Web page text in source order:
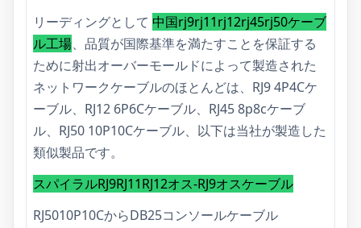
リーディングとして 中国rj9rj11rj12rj45rj50ケーブ
ル工場、品質が国際基準を満たすことを保証する
ために射出オーバーモールドによって製造された
ネットワークケーブルのほとんどは、RJ9 4P4Cケ
ーブル、RJ12 6P6Cケーブル、RJ45 8p8cケーブ
ル、RJ50 10P10Cケーブル、以下は当社が製造した
類似製品です。
スパイラルRJ9RJ11RJ12オス-RJ9オスケーブル
RJ5010P10CからDB25コンソールケーブル